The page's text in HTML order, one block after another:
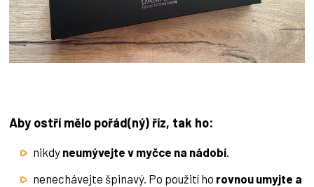
Aby ostří mělo pořád(ný) říz, tak ho:
nikdy neumývejte v myčce na nádobí.
nenechávejte špinavý. Po použití ho rovnou umyjte a